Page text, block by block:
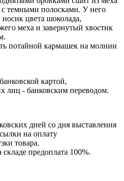
с темными полосками. У него
цвета шоколада,
меха и завернутый хвостик
потайной кармашек на молнии
картой,
- банковским переводом.
дней со дня выставления
на оплату
товара.
предоплата 100%.